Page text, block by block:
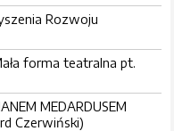
Rozwoju
forma teatralna pt.
MEDARDUSEM
Czerwiński)